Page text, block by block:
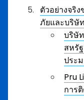
ตัวอย่างจริ
ภัยและบริษั
บริษั
สหรั
ประ
Pru
การ